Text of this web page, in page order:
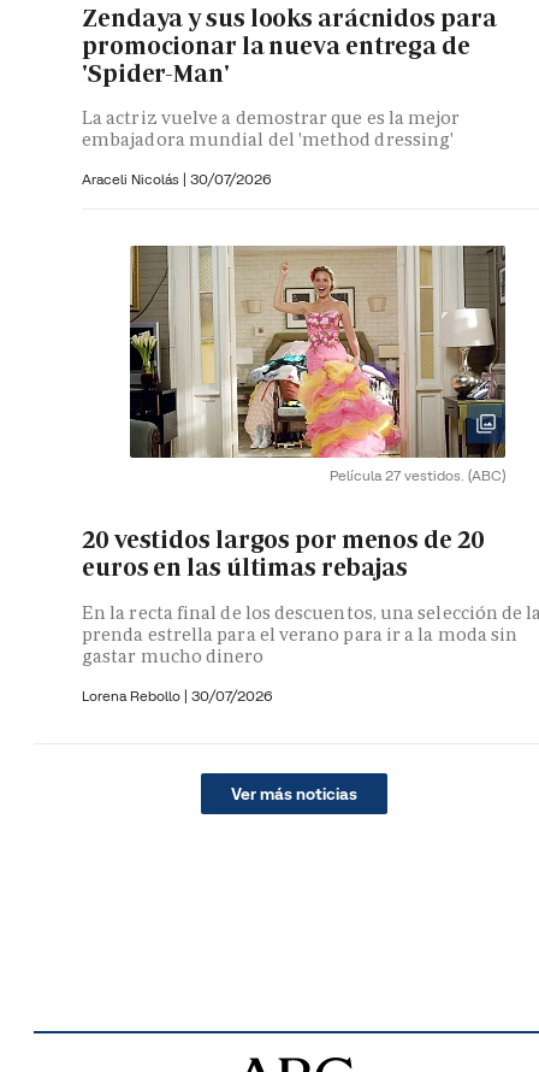
Zendaya y sus looks arácnidos para
promocionar la nueva entrega de
'Spider-Man'
La actriz vuelve a demostrar que es la mejor
embajadora mundial del 'method dressing'
Araceli Nicolás | 30/07/2026
Película 27 vestidos. (ABC)
20 vestidos largos por menos de 20
euros en las últimas rebajas
En la recta final de los descuentos, una selección de
prenda estrella para el verano para ir a la moda sin
gastar mucho dinero
Lorena Rebollo | 30/07/2026
Ver más noticias